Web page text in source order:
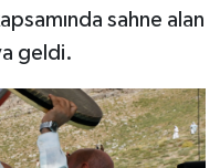
sahne alan
geldi.